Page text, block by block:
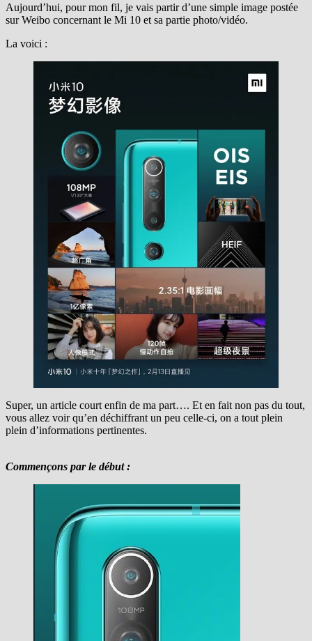
Aujourd’hui, pour mon fil, je vais partir d’une simple image postée
sur Weibo concernant le Mi 10 et sa partie photo/vidéo.
La voici :
Super, un article court enfin de ma part…. Et en fait non pas du tout,
vous allez voir qu’en déchiffrant un peu celle-ci, on a tout plein
plein d’informations pertinentes.
Commençons par le début :